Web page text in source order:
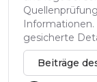
Informationen.
gesicherte
Beiträge